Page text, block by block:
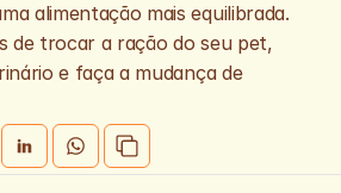
alimentação mais equilibrada.
de trocar a ração do seu pet,
e faça a mudança de